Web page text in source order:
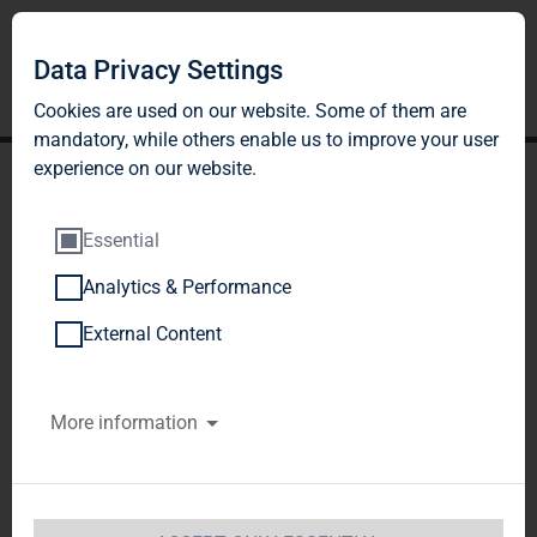
TAG Immobilien AG:
26 Abs. 1 WpHG mit dem
Ziel der europaweiten
Verbreitung
Data Privacy Settings
Cookies are used on our website. Some of them are
mandatory, while others enable us to improve your user
experience on our website.
Essential
Analytics & Performance
External Content
More information